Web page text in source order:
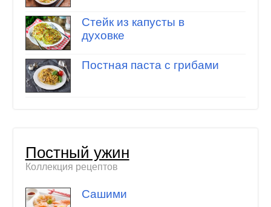
Стейк из капусты в
духовке
Постная паста с грибами
Постный ужин
Коллекция рецептов
Сашими